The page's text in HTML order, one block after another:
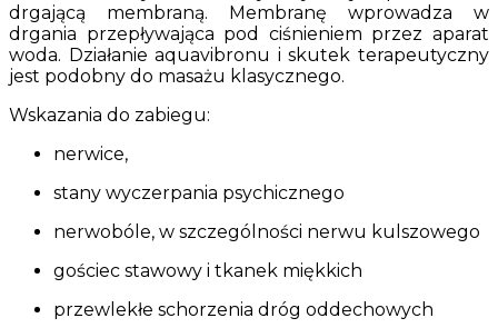
drgającą membraną. Membranę wprowadza w
drgania przepływająca pod ciśnieniem przez aparat
woda. Działanie aquavibronu i skutek terapeutyczny
jest podobny do masażu klasycznego.
Wskazania do zabiegu:
nerwice,
stany wyczerpania psychicznego
nerwobóle, w szczególności nerwu kulszowego
gościec stawowy i tkanek miękkich
przewlekłe schorzenia dróg oddechowych